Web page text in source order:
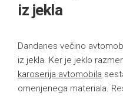
iz jekla
Dandanes večino
iz jekla. Ker je jeklo
karoserija avtomobila
omenjenega materiala.